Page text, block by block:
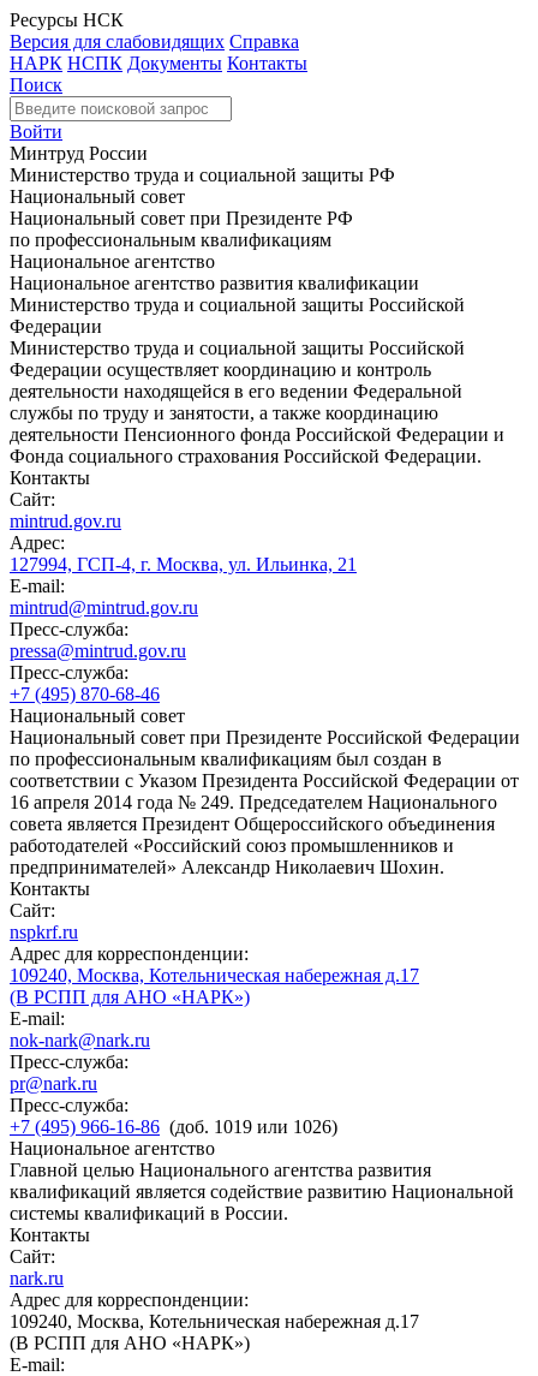
Ресурсы НСК
Версия для слабовидящих Справка
НАРК НСПК Документы Контакты
Поиск
Войти
Минтруд России
Министерство труда и социальной защиты РФ
Национальный совет
Национальный совет при Президенте РФ
по профессиональным квалификациям
Национальное агентство
Национальное агентство развития квалификации
Министерство труда и социальной защиты Российской
Федерации
Министерство труда и социальной защиты Российской
Федерации осуществляет координацию и контроль
деятельности находящейся в его ведении Федеральной
службы по труду и занятости, а также координацию
деятельности Пенсионного фонда Российской Федерации и
Фонда социального страхования Российской Федерации.
Контакты
Сайт:
mintrud.gov.ru
Адрес:
127994, ГСП-4, г. Москва, ул. Ильинка, 21
E-mail:
mintrud@mintrud.gov.ru
Пресс-служба:
pressa@mintrud.gov.ru
Пресс-служба:
+7 (495) 870-68-46
Национальный совет
Национальный совет при Президенте Российской Федерации
по профессиональным квалификациям был создан в
соответствии с Указом Президента Российской Федерации от
16 апреля 2014 года № 249. Председателем Национального
совета является Президент Общероссийского объединения
работодателей «Российский союз промышленников и
предпринимателей» Александр Николаевич Шохин.
Контакты
Сайт:
nspkrf.ru
Адрес для корреспонденции:
109240, Москва, Котельническая набережная д.17
(В РСПП для АНО «НАРК»)
E-mail:
nok-nark@nark.ru
Пресс-служба:
pr@nark.ru
Пресс-служба:
+7 (495) 966-16-86 (доб. 1019 или 1026)
Национальное агентство
Главной целью Национального агентства развития
квалификаций является содействие развитию Национальной
системы квалификаций в России.
Контакты
Сайт:
nark.ru
Адрес для корреспонденции:
109240, Москва, Котельническая набережная д.17
(В РСПП для АНО «НАРК»)
E-mail: